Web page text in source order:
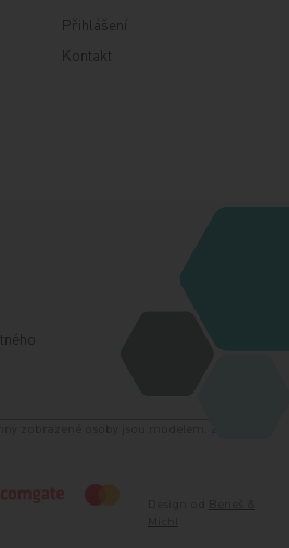
Přihlášení
Kontakt